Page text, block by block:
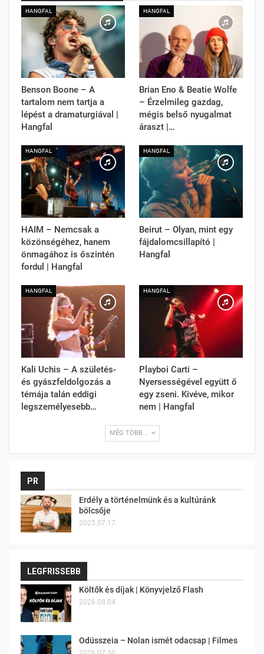
HANGFAL
Benson Boone – A
tartalom nem tartja a
lépést a dramaturgiával |
Hangfal
HANGFAL
Brian Eno & Beatie Wolfe
– Érzelmileg gazdag,
mégis belső nyugalmat
áraszt |…
HANGFAL
HAIM – Nemcsak a
közönségéhez, hanem
önmagához is őszintén
fordul | Hangfal
HANGFAL
Beirut – Olyan, mint egy
fájdalomcsillapító |
Hangfal
HANGFAL
Kali Uchis – A születés-
és gyászfeldolgozás a
témája talán eddigi
legszemélyesebb…
HANGFAL
Playboi Carti –
Nyersességével együtt ő
egy zseni. Kivéve, mikor
nem | Hangfal
MÉG TÖBB...
PR
Erdély a történelmünk és a kultúránk
bölcsője
2025.07.17.
LEGFRISSEBB
Költők és díjak | Könyvjelző Flash
2026.08.04.
Odüsszeia – Nolan ismét odacsap | Filmes